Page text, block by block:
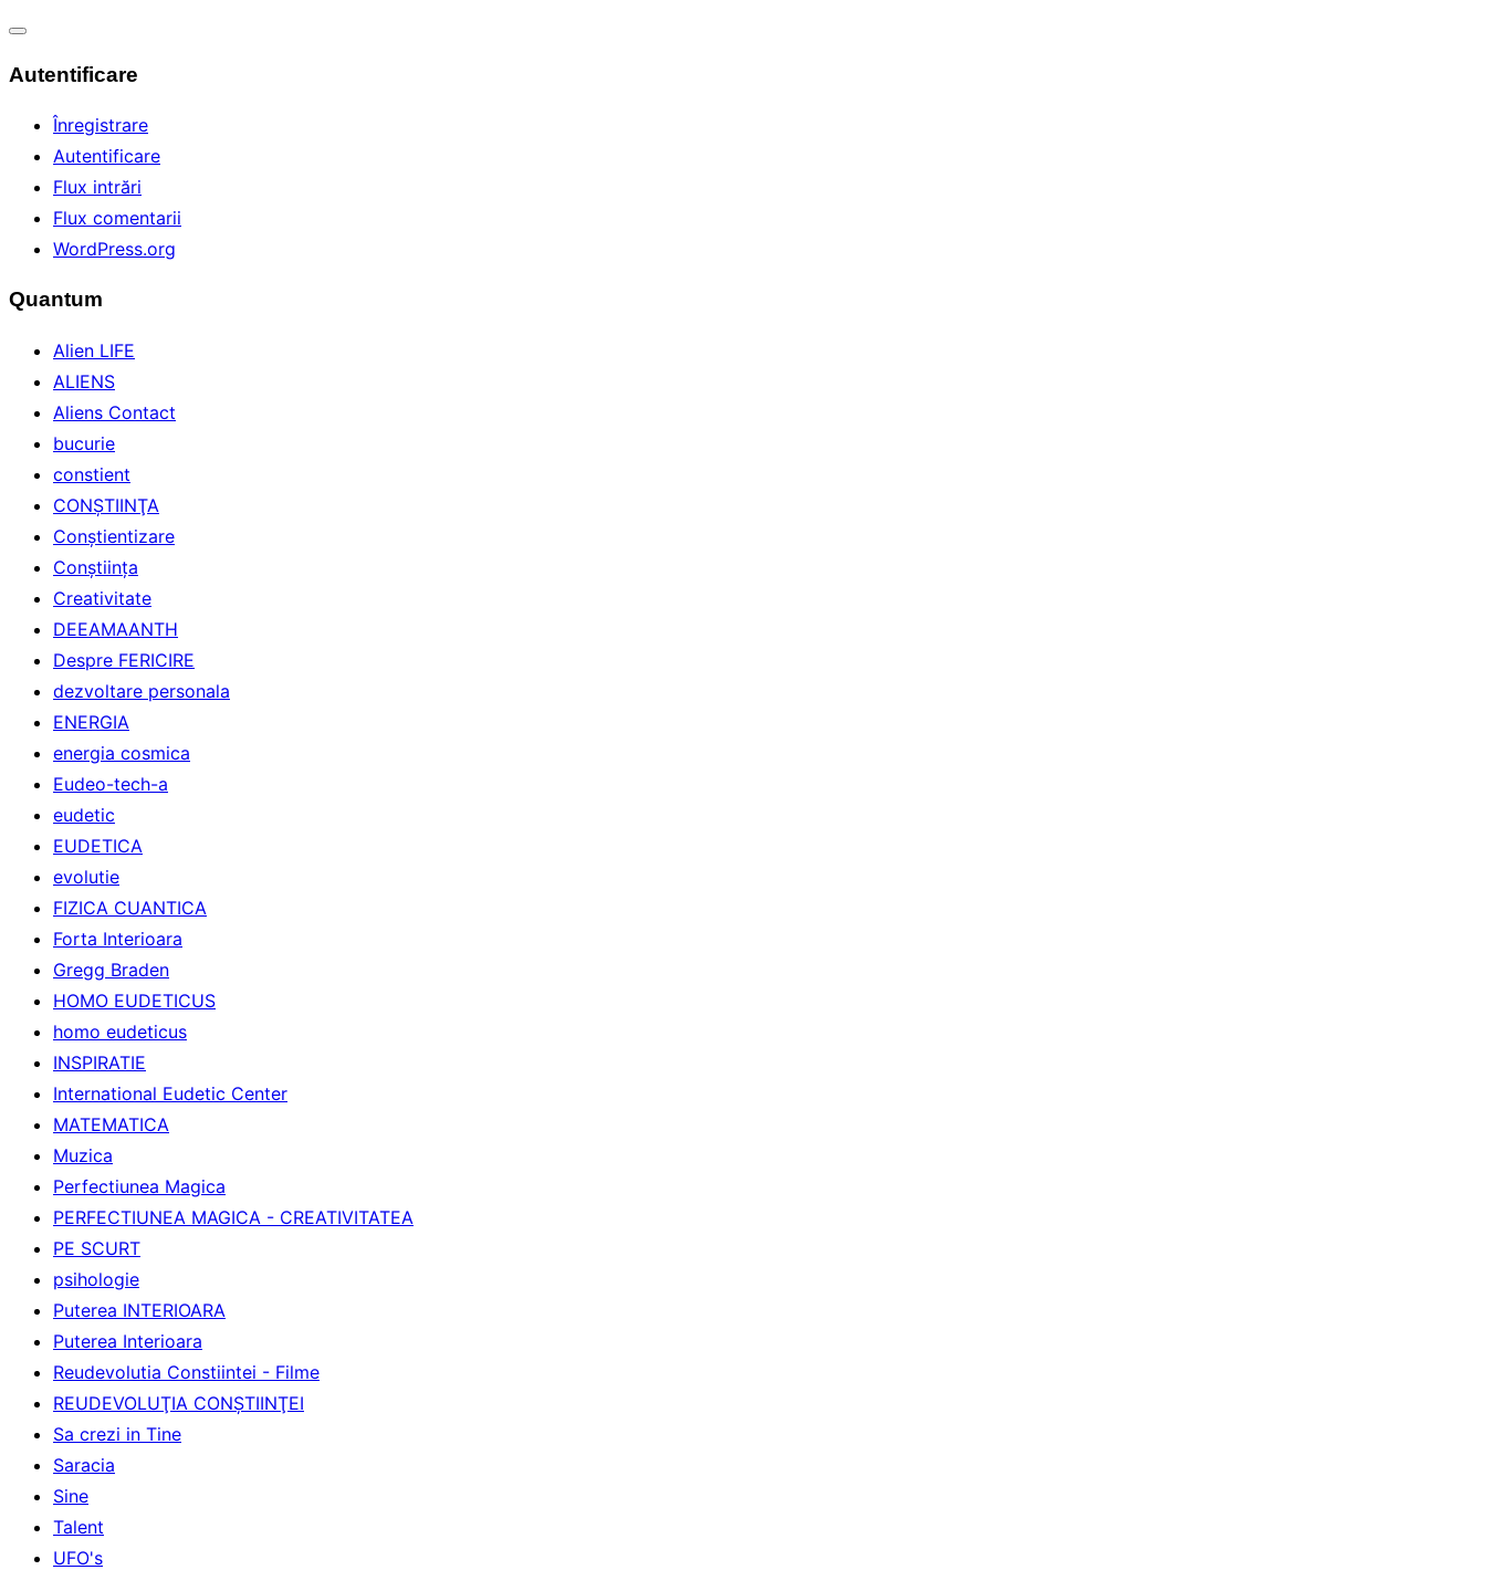
navigarea
Autentificare
Înregistrare
Autentificare
Flux intrări
Flux comentarii
WordPress.org
Quantum
Alien LIFE
ALIENS
Aliens Contact
bucurie
constient
CONŞTIINŢA
Conştientizare
Conştiinţa
Creativitate
DEEAMAANTH
Despre FERICIRE
dezvoltare personala
ENERGIA
energia cosmica
Eudeo-tech-a
eudetic
EUDETICA
evolutie
FIZICA CUANTICA
Forta Interioara
Gregg Braden
HOMO EUDETICUS
homo eudeticus
INSPIRATIE
International Eudetic Center
MATEMATICA
Muzica
Perfectiunea Magica
PERFECTIUNEA MAGICA - CREATIVITATEA
PE SCURT
psihologie
Puterea INTERIOARA
Puterea Interioara
Reudevolutia Constiintei - Filme
REUDEVOLUŢIA CONŞTIINŢEI
Sa crezi in Tine
Saracia
Sine
Talent
UFO's